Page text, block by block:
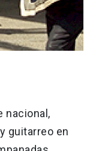
nacional,
guitarreo en